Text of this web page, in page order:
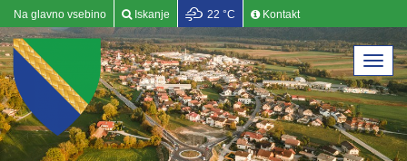
Na glavno vsebino Iskanje 22 °C Kontakt